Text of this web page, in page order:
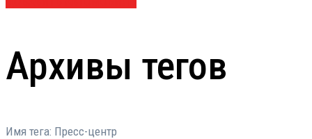
Архивы тегов
Имя тега: Пресс-центр